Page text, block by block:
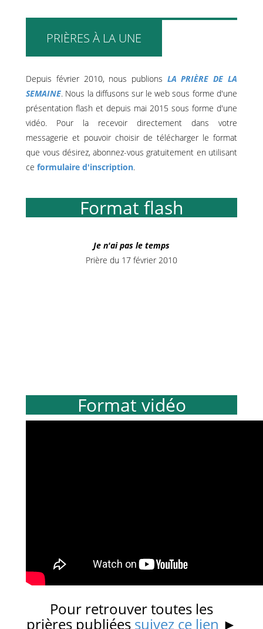
PRIÈRES À LA UNE
Depuis février 2010, nous publions LA PRIÈRE DE LA
SEMAINE. Nous la diffusons sur le web sous forme d'une
présentation flash et depuis mai 2015 sous forme d'une
vidéo. Pour la recevoir directement dans votre
messagerie et pouvoir choisir de télécharger le format
que vous désirez, abonnez-vous gratuitement en utilisant
ceformulaire d'inscription.
Format flash
Je n'ai pas le temps
Prière du 17 février 2010
Format vidéo
Pour retrouver toutes les
prières publiées suivez ce lien ►